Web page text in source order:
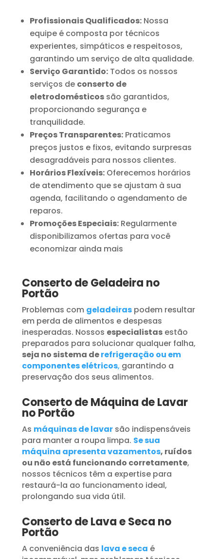
Profissionais Qualificados:Nossa
equipe é composta por técnicos
experientes, simpáticos e respeitosos,
garantindo um serviço de alta qualidade.
Serviço Garantido:Todos os nossos
serviços de conserto de
eletrodomésticossão garantidos,
proporcionando segurança e
tranquilidade.
Preços Transparentes:Praticamos
preços justos e fixos, evitando surpresas
desagradáveis para nossos clientes.
Horários Flexíveis:Oferecemos horários
de atendimento que se ajustam à sua
agenda, facilitando o agendamento de
reparos.
Promoções Especiais:Regularmente
disponibilizamos ofertas para você
economizar ainda mais
Conserto de Geladeira no
Portão
Problemas com geladeiraspodem resultar
em perda de alimentos e despesas
inesperadas. Nossos especialistasestão
preparados para solucionar qualquer falha,
seja no sistema derefrigeração ou em
componentes elétricos, garantindo a
preservação dos seus alimentos.
Conserto de Máquina de Lavar
no Portão
As máquinas de lavar são indispensáveis
para manter a roupa limpa. Se sua
máquina apresenta vazamentos, ruídos
ou não está funcionando corretamente,
nossos técnicos têm a expertise para
restaurá-la ao funcionamento ideal,
prolongando sua vida útil.
Conserto de Lava e Seca no
Portão
A conveniência das lava e seca é